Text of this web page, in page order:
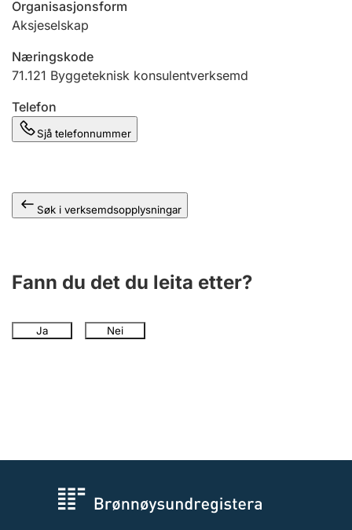
Ektepaktrettleiaren
Andre tema
Organisasjonsform
Aksjeselskap
Næringskode
71.121 Byggeteknisk konsulentverksemd
Telefon
Sjå telefonnummer
Søk i verksemdsopplysningar
Fann du det du leita etter?
Ja Nei